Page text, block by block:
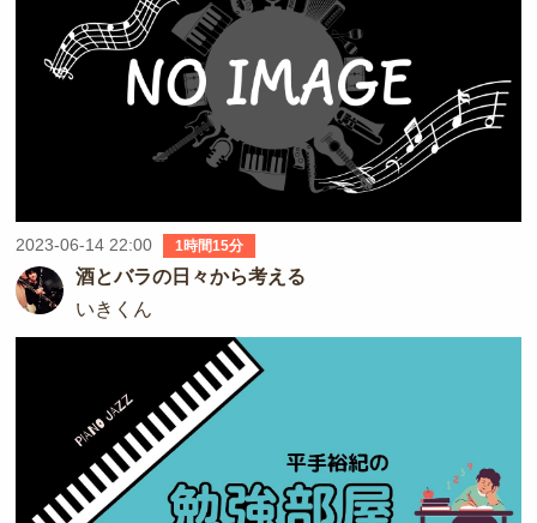
2023-06-14 22:00 1時間15分
酒とバラの日々から考える
いきくん